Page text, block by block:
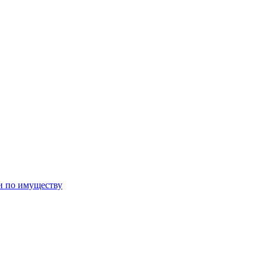
по имуществу